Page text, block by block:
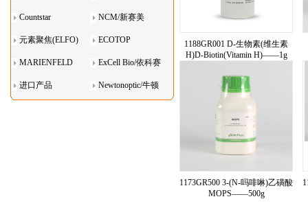
Countstar NCM/新赛美
元素聚焦(ELFO) ECOTOP
MARIENFELD ExCell Bio/依科赛
进口产品 Newtonoptic/牛顿
1188GR001 D-生物素(维生素
H)D-Biotin(Vitamin H)——1g
1173GR500 3-(N-吗啡啉)乙磺酸
MOPS——500g